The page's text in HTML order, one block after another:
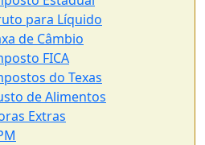
para Líquido
de Câmbio
FICA
do Texas
de Alimentos
Extras